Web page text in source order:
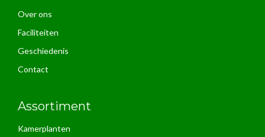
Over ons
Faciliteiten
Geschiedenis
Contact
Assortiment
Kamerplanten